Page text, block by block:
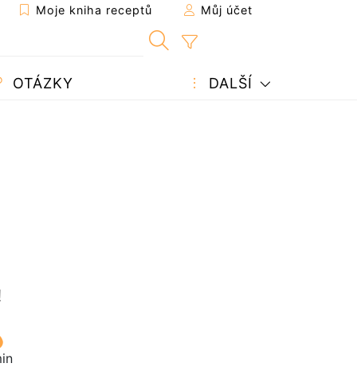
Moje kniha receptů Můj účet
OTÁZKY DALŠÍ